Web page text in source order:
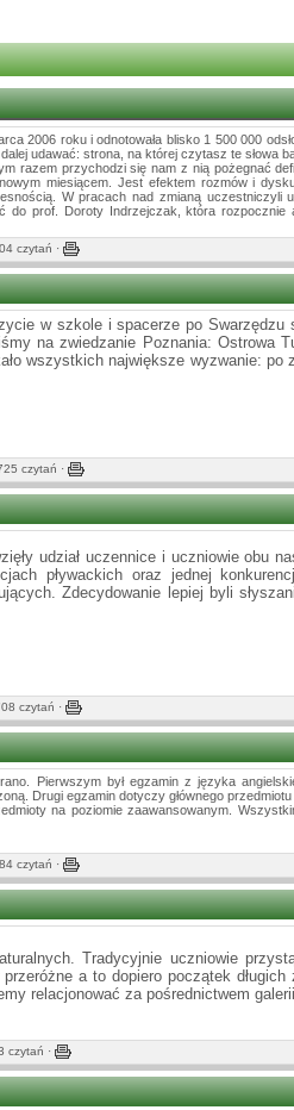
2006 roku i odnotowała blisko 1 500 000
udawać: strona, na której czytasz te słowa
razem przychodzi się nam z nią pożegnać
miesiącem. Jest efektem rozmów i
W pracach nad zmianą uczestniczyli
prof. Doroty Indrzejczak, która rozpocznie
czytań ·
w szkole i spacerze po Swarzędzu
na zwiedzanie Poznania: Ostrowa
wszystkich największe wyzwanie: po
czytań ·
udział uczennice i uczniowie obu
pływackich oraz jednej
Zdecydowanie lepiej byli
czytań ·
Pierwszym był egzamin z języka
Drugi egzamin dotyczy głównego
na poziomie zaawansowanym.
czytań ·
Tradycyjnie uczniowie
a to dopiero początek długich
relacjonować za pośrednictwem
czytań ·